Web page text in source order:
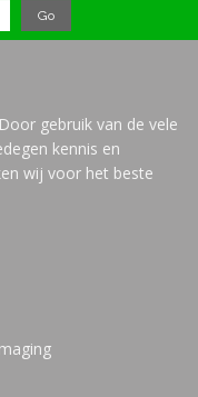
gebruik van de vele
kennis en
wij voor het beste